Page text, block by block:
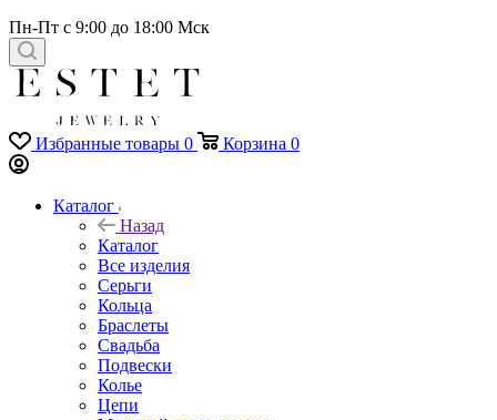
Пн-Пт с 9:00 до 18:00 Мск
Избранные товары 0 Корзина 0
Каталог
Назад
Каталог
Все изделия
Серьги
Кольца
Браслеты
Свадьба
Подвески
Колье
Цепи